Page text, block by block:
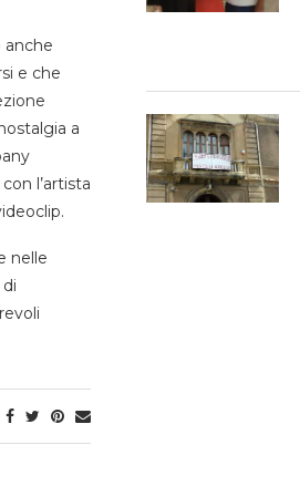
anche
e che
a
l’artista
nelle